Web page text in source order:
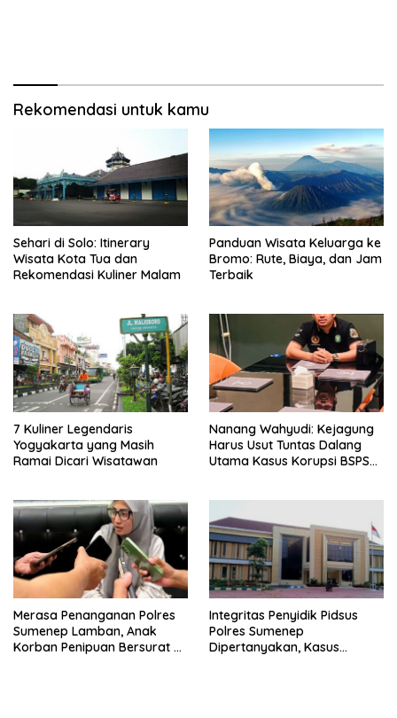
Rekomendasi untuk kamu
Sehari di Solo: Itinerary
Wisata Kota Tua dan
Rekomendasi Kuliner Malam
Panduan Wisata Keluarga ke
Bromo: Rute, Biaya, dan Jam
Terbaik
7 Kuliner Legendaris
Yogyakarta yang Masih
Ramai Dicari Wisatawan
Nanang Wahyudi: Kejagung
Harus Usut Tuntas Dalang
Utama Kasus Korupsi BSPS
Merasa Penanganan Polres
Sumenep Lamban, Anak
Korban Penipuan Bersurat ke
Integritas Penyidik Pidsus
Polres Sumenep
Dipertanyakan, Kasus